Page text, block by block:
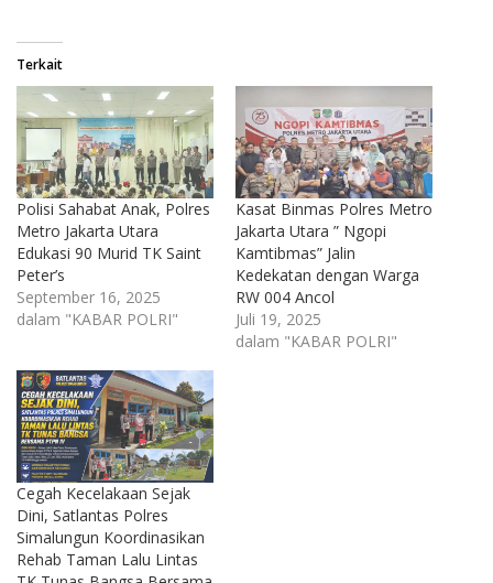
Terkait
Polisi Sahabat Anak, Polres
Metro Jakarta Utara
Edukasi 90 Murid TK Saint
Peter’s
September 16, 2025
dalam "KABAR POLRI"
Kasat Binmas Polres Metro
Jakarta Utara ” Ngopi
Kamtibmas” Jalin
Kedekatan dengan Warga
RW 004 Ancol
Juli 19, 2025
dalam "KABAR POLRI"
Cegah Kecelakaan Sejak
Dini, Satlantas Polres
Simalungun Koordinasikan
Rehab Taman Lalu Lintas